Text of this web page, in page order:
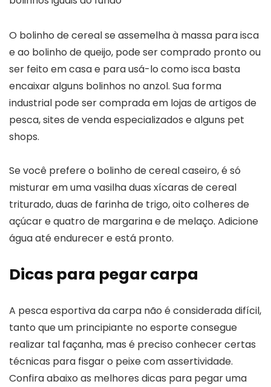
O bolinho de cereal se assemelha à massa para isca
e ao bolinho de queijo, pode ser comprado pronto ou
ser feito em casa e para usá-lo como isca basta
encaixar alguns bolinhos no anzol. Sua forma
industrial pode ser comprada em lojas de artigos de
pesca, sites de venda especializados e alguns pet
shops.
Se você prefere o bolinho de cereal caseiro, é só
misturar em uma vasilha duas xícaras de cereal
triturado, duas de farinha de trigo, oito colheres de
açúcar e quatro de margarina e de melaço. Adicione
água até endurecer e está pronto.
Dicas para pegar carpa
A pesca esportiva da carpa não é considerada difícil,
tanto que um principiante no esporte consegue
realizar tal façanha, mas é preciso conhecer certas
técnicas para fisgar o peixe com assertividade.
Confira abaixo as melhores dicas para pegar uma